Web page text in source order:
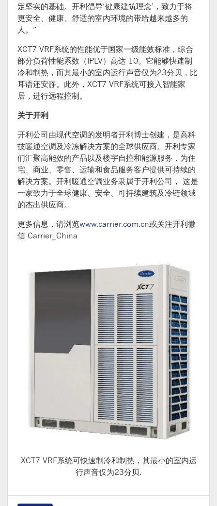
定坚实的基础。开利倡导‘健康建筑理念’，致力于将
更安全、健康、舒适的室内环境的带给越来越多的
人。”
XCT7 VRF系统的性能优于国家一级能效标准，综合
部分负荷性能系数（IPLV）高达 10。它能够快速制
冷和制热，而其最小的室内运行声音仅为23分贝，比
耳语还安静。此外，XCT7 VRF系统可接入智能家
居，进行远程控制。
关于开利
开利公司由现代空调的发明者开利博士创建，是高科
技暖通空调及冷冻解决方案的全球供应商。开利专家
们汇聚高能效的产品以及楼宇自控和能源服务，为住
宅、商业、零售、运输和食品服务客户提供可持续的
解决方案。开利暖通空调业务隶属于开利公司， 这是
一家致力于全球健康、安全、可持续建筑及冷链领域
的杰出供应商。
更多信息，请浏览www.carrier.com.cn或关注开利微
信 Carrier_China
XCT7 VRF系统可快速制冷和制热，其最小的室内运
行声音仅为23分贝.